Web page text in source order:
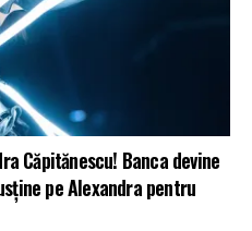
Căpitănescu! Banca devine
pe Alexandra pentru